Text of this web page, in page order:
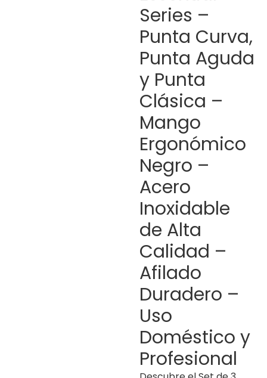
Series –
Punta Curva,
Punta Aguda
y Punta
Clásica –
Mango
Ergonómico
Negro –
Acero
Inoxidable
de Alta
Calidad –
Afilado
Duradero –
Uso
Doméstico y
Profesional